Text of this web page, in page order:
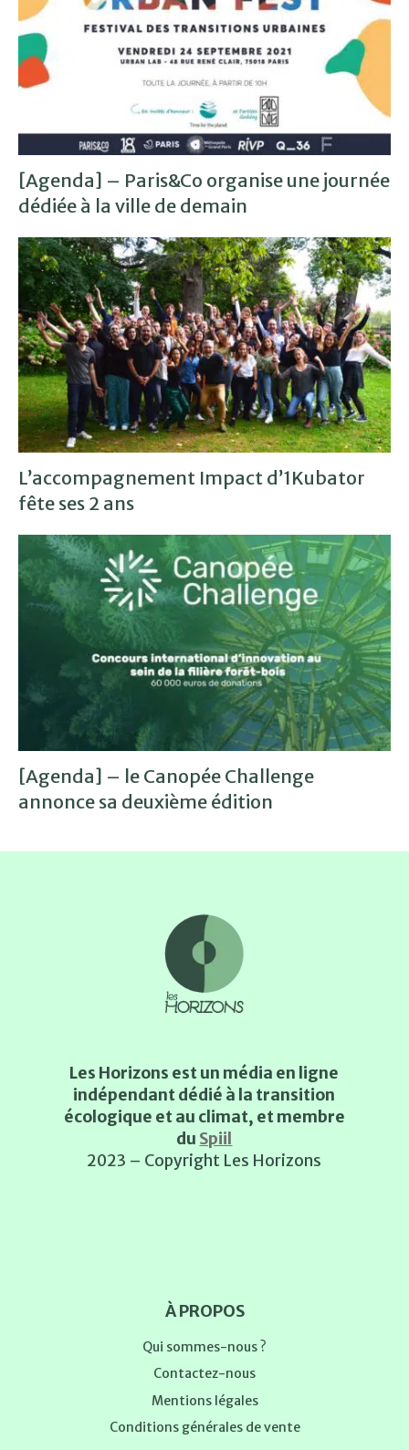
[Agenda] – Paris&Co organise une journée
dédiée à la ville de demain
L’accompagnement Impact d’1Kubator
fête ses 2 ans
[Agenda] – le Canopée Challenge
annonce sa deuxième édition
Les Horizons est un média en ligne
indépendant dédié à la transition
écologique et au climat, et membre
du Spiil
2023 – Copyright Les Horizons
À PROPOS
Qui sommes-nous ?
Contactez-nous
Mentions légales
Conditions générales de vente